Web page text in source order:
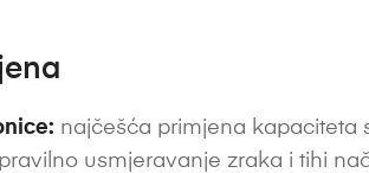
najčešća primjena kapaciteta
usmjeravanje zraka i tihi